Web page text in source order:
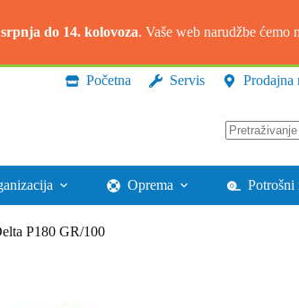
do 14. kolovoza. Vaše web narudžbe
Početna Servis Prodajna
rezultata.
Oprema Potrošni
P180 GR/100